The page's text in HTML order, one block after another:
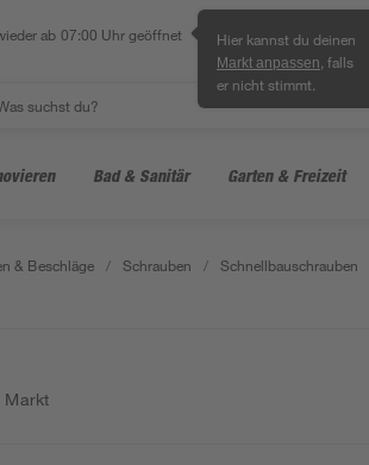
ab 07:00 Uhr geöffnet Hier kannst du deinen
Markt anpassen , falls
er nicht stimmt.
Bad & Sanitär Garten & Freizeit
& Beschläge / Schrauben / Schnellbauschrauben
Markt